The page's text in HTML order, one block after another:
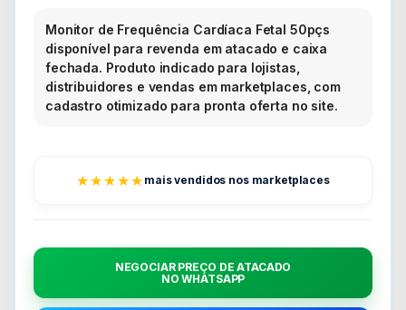
Monitor de Frequência Cardíaca Fetal 50pçs
disponível para revenda em atacado e caixa
fechada. Produto indicado para lojistas,
distribuidores e vendas em marketplaces, com
cadastro otimizado para pronta oferta no site.
★★★★★ mais vendidos nos marketplaces
NEGOCIAR PREÇO DE ATACADO
NO WHATSAPP